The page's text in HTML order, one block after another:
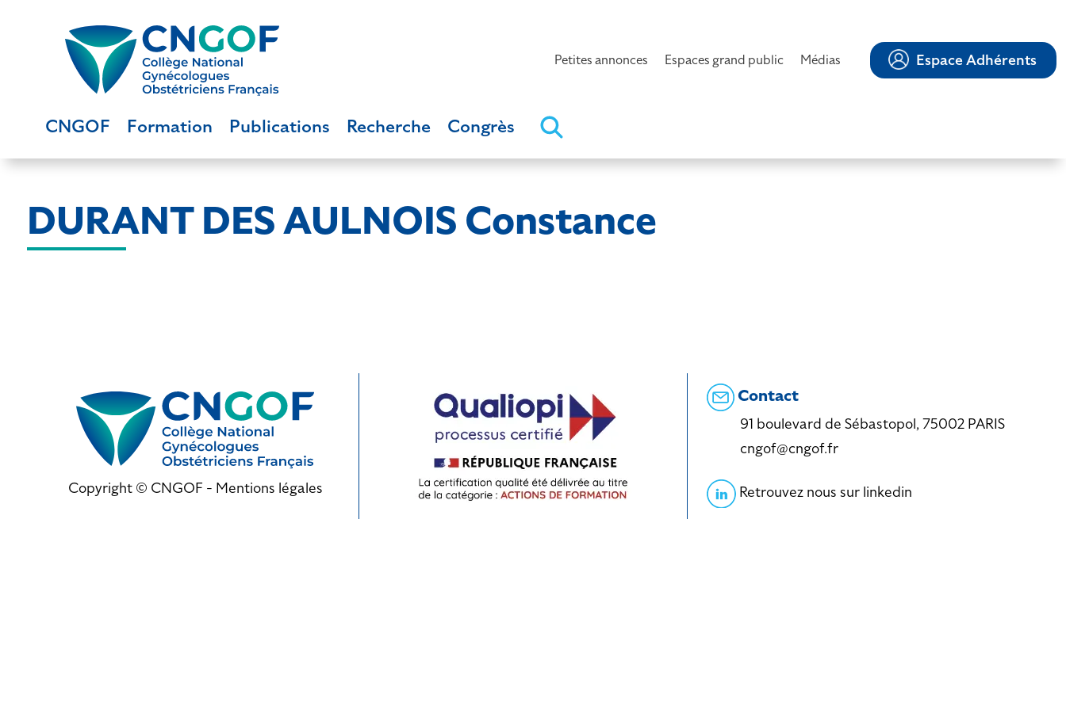
Petites annonces Espaces grand public Médias Espace Adhérents
CNGOF Formation Publications Recherche Congrès
DURANT DES AULNOIS Constance
Copyright © CNGOF - Mentions légales
Contact
91 boulevard de Sébastopol, 75002 PARIS
cngof@cngof.fr
Retrouvez nous sur linkedin